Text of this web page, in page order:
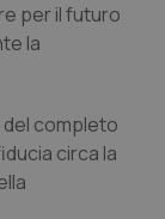
per il futuro
la
completo
circa la